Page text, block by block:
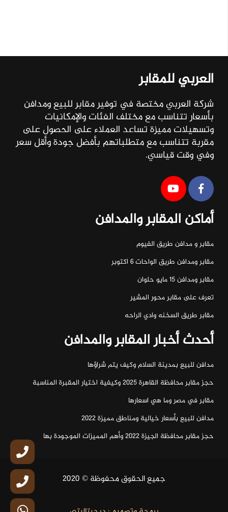
العربي للمقابر
شركة العربي مختصة في توفير مقابر للبيع ومدافن
بأسعار تتناسب مع مختلف الفئات والإمكانيات
وتسهيلات مميزة تساعد العملاء على الحصول على
مقربة تتناسب مع متطلباتهم بأفضل جودة وأقل سعر
وفي وقت قياسي.
أماكن المقابر والمدافن
مقابر و مدافن طريق الفيوم
مقابر ومدافن طريق الواحات ٦ اكتوبر
مقابر ومدافن ١٥ مايو حلوان
تعرف على مقابر محور المشير
مقابر طريق السخنه وادي الراحه
أحدث أخبار المقابر والمدافن
مدافن للبيع بمدينة السلام وكيف يتم شراؤها
حجز مقابر محافظة القاهرة 2025 وكيفية اختيار المقبرة المناسبة
مقابر في مصر وما هي اسعارها
مدافن للبيع بأسعار خيالية ومناطق مميزة 2022
حجز مقابر محافظة الجيزة 2022 وأهم المميزات الموجودة بها
جميع الحقوق محفوظة © 2020